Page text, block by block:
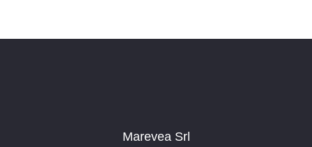
Marevea Srl